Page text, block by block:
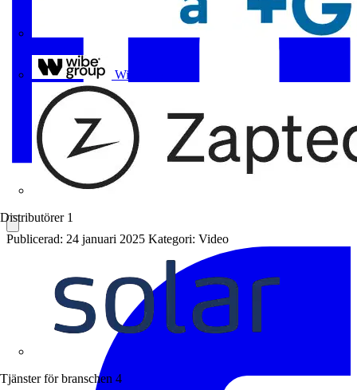
Wibe Group
Distributörer 1
Tjänster för branschen 4
Publicerad: 24 januari 2025 Kategori: Video